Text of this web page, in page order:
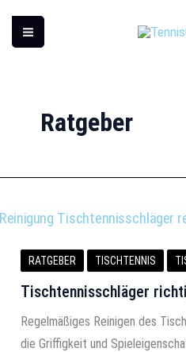
Inhalt
Ratgeber
RATGEBER TISCHTENNIS
Tischtennisschläger
Regelmäßiges Reinigen des
die Griffigkeit und